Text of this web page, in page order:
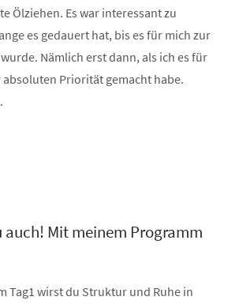
Ölziehen. Es war interessant zu
es gedauert hat, bis es für mich zur
Nämlich erst dann, als ich es für
Priorität gemacht habe.
auch! Mit meinem Programm
Tag1 wirst du Struktur und Ruhe in